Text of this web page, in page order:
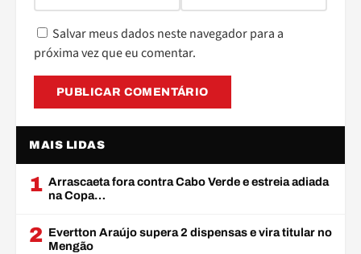
Salvar meus dados neste navegador para a
próxima vez que eu comentar.
MAIS LIDAS
1 Arrascaeta fora contra Cabo Verde e estreia adiada
na Copa…
2 Evertton Araújo supera 2 dispensas e vira titular no
Mengão